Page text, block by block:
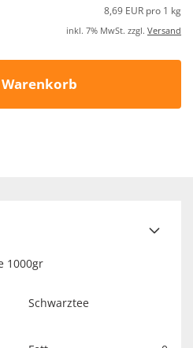
8,69 EUR pro 1 kg
inkl. 7% MwSt. zzgl. Versand
1000gr
Schwarztee